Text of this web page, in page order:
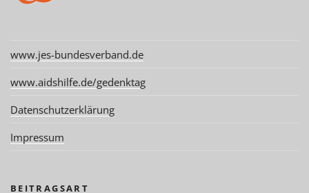
www.jes-bundesverband.de
www.aidshilfe.de/gedenktag
Datenschutzerklärung
Impressum
BEITRAGSART